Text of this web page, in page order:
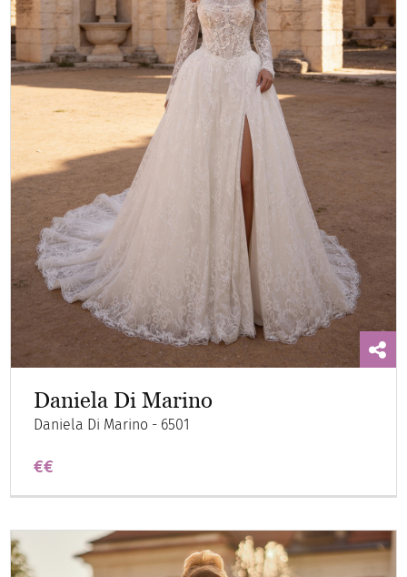
Daniela Di Marino
Daniela Di Marino - 6501
€€